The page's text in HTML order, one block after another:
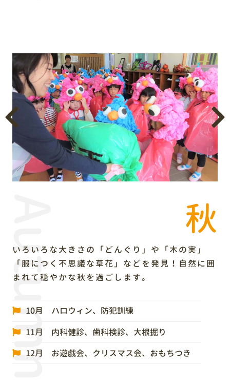
秋
いろいろな大きさの「どんぐり」や「木の実」
「服につく不思議な草花」などを発見！自然に囲
まれて穏やかな秋を過ごします。
10月 ハロウィン、防犯訓練
11月 内科健診、歯科検診、大根掘り
12月 お遊戯会、クリスマス会、おもちつき